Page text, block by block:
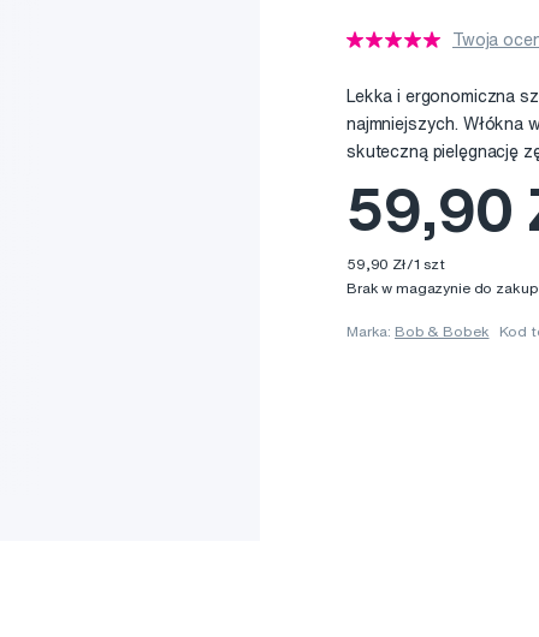
Twoja
Lekka i ergonomiczna
najmniejszych. Włókna
skuteczną pielęgnację
59,90
59,90 Zł/1 szt
Brak w magazynie do
Marka: Bob & Bobek Kod